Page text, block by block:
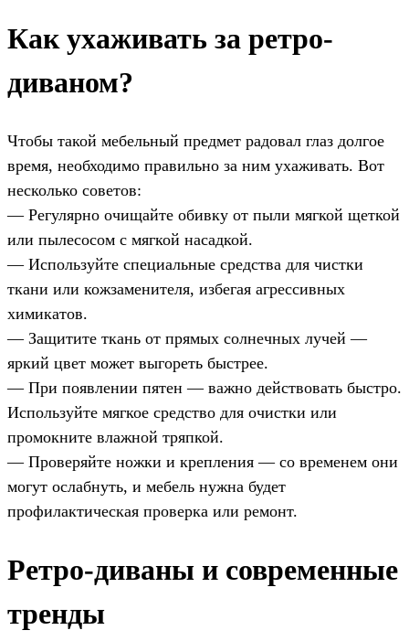
Как ухаживать за ретро-
диваном?
Чтобы такой мебельный предмет радовал глаз долгое
время, необходимо правильно за ним ухаживать. Вот
несколько советов:
— Регулярно очищайте обивку от пыли мягкой щеткой
или пылесосом с мягкой насадкой.
— Используйте специальные средства для чистки
ткани или кожзаменителя, избегая агрессивных
химикатов.
— Защитите ткань от прямых солнечных лучей —
яркий цвет может выгореть быстрее.
— При появлении пятен — важно действовать быстро.
Используйте мягкое средство для очистки или
промокните влажной тряпкой.
— Проверяйте ножки и крепления — со временем они
могут ослабнуть, и мебель нужна будет
профилактическая проверка или ремонт.
Ретро-диваны и современные
тренды